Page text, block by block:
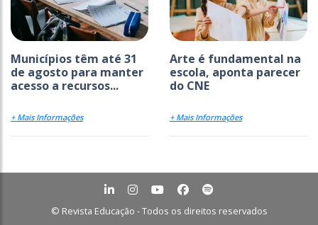
Municípios têm até 31
de agosto para manter
acesso a recursos...
+ Mais Informações
Arte é fundamental na
escola, aponta parecer
do CNE
+ Mais Informações
© Revista Educação - Todos os direitos reservados